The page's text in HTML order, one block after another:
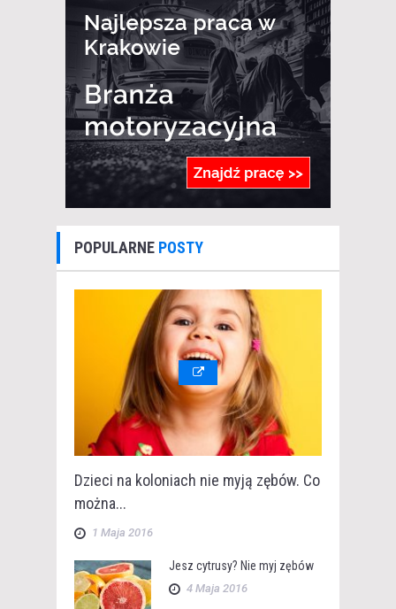
POPULARNE POSTY
Dzieci na koloniach nie myją zębów. Co
można...
1 Maja 2016
Jesz cytrusy? Nie myj zębów
4 Maja 2016